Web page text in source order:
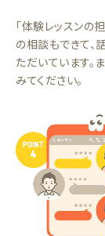
「体験レッスンの
の相談もできて、
ただいています。
みてください。